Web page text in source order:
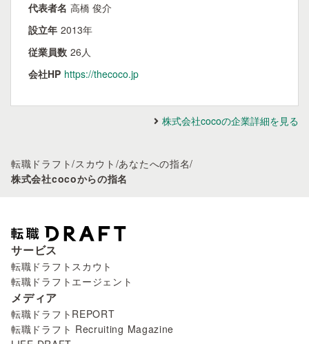
代表者名 高橋 俊介
設立年 2013年
従業員数 26人
会社HP https://thecoco.jp
株式会社cocoの企業詳細を見る
転職ドラフト/スカウト /あなたへの指名/
株式会社cocoからの指名
サービス
転職ドラフトスカウト
転職ドラフトエージェント
メディア
転職ドラフトREPORT
転職ドラフト Recruiting Magazine